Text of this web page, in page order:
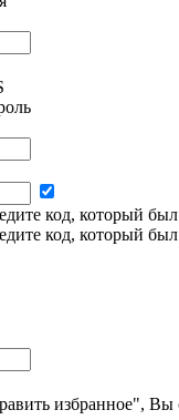
код, который
код, который
избранное", Вы